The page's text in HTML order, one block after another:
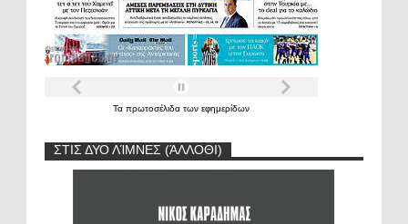
Τα πρωτοσέλιδα των εφημερίδων
ΣΤΙΣ ΔΥΟ ΛΊΜΝΕΣ (ΆΛΛΟΘΙ)